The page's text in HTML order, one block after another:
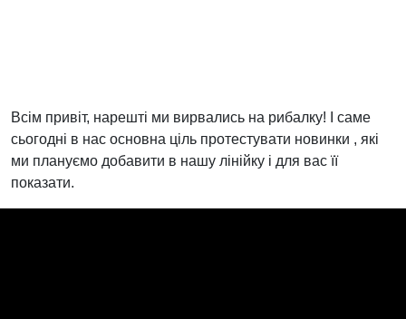
Всім привіт, нарешті ми вирвались на рибалку! І саме
сьогодні в нас основна ціль протестувати новинки , які
ми плануємо добавити в нашу лінійку і для вас її
показати.